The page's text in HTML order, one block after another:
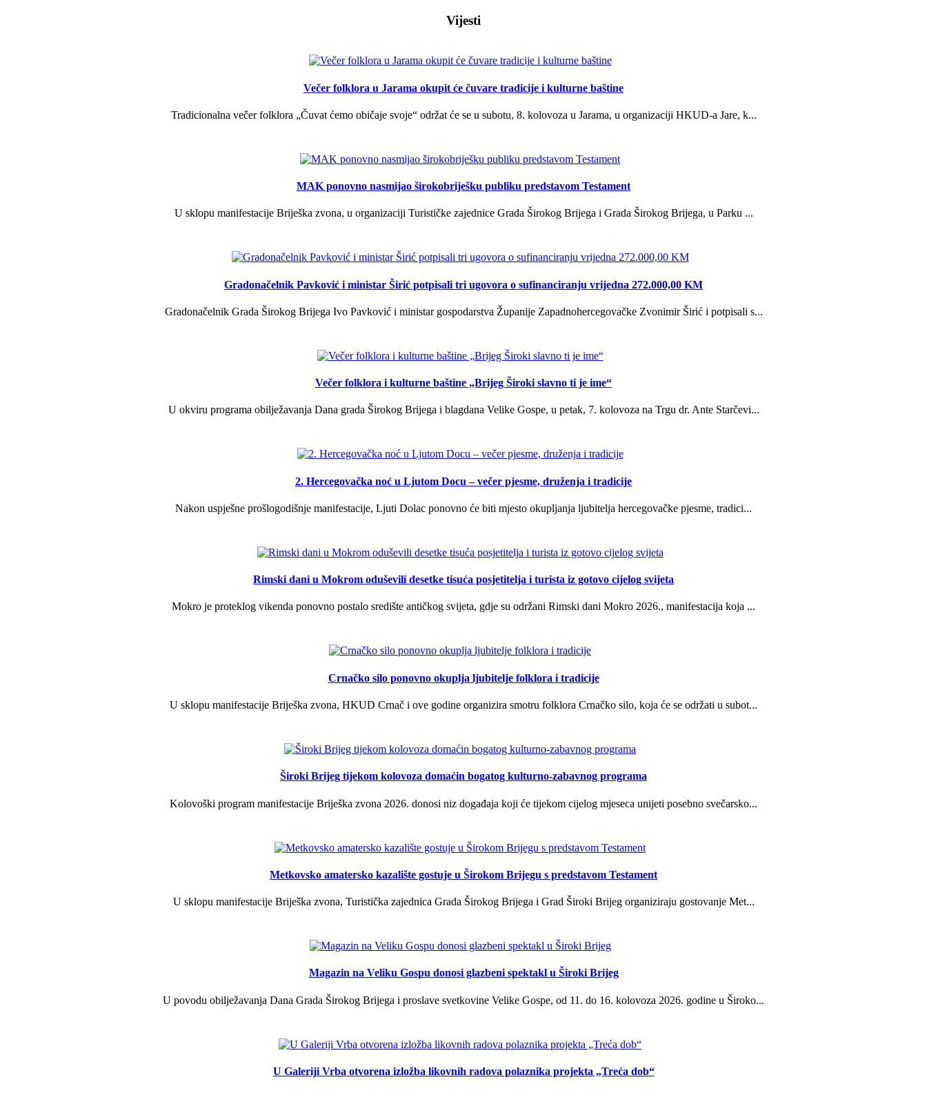
Vijesti
Večer folklora u Jarama okupit će čuvare tradicije i kulturne baštine
Tradicionalna večer folklora „Čuvat ćemo običaje svoje“ održat će se u subotu, 8. kolovoza u Jarama, u organizaciji HKUD-a Jare, k...
MAK ponovno nasmijao širokobriješku publiku predstavom Testament
U sklopu manifestacije Briješka zvona, u organizaciji Turističke zajednice Grada Širokog Brijega i Grada Širokog Brijega, u Parku ...
Gradonačelnik Pavković i ministar Širić potpisali tri ugovora o sufinanciranju vrijedna 272.000,00 KM
Gradonačelnik Grada Širokog Brijega Ivo Pavković i ministar gospodarstva Županije Zapadnohercegovačke Zvonimir Širić i potpisali s...
Večer folklora i kulturne baštine „Brijeg Široki slavno ti je ime“
U okviru programa obilježavanja Dana grada Širokog Brijega i blagdana Velike Gospe, u petak, 7. kolovoza na Trgu dr. Ante Starčevi...
2. Hercegovačka noć u Ljutom Docu – večer pjesme, druženja i tradicije
Nakon uspješne prošlogodišnje manifestacije, Ljuti Dolac ponovno će biti mjesto okupljanja ljubitelja hercegovačke pjesme, tradici...
Rimski dani u Mokrom oduševili desetke tisuća posjetitelja i turista iz gotovo cijelog svijeta
Mokro je proteklog vikenda ponovno postalo središte antičkog svijeta, gdje su održani Rimski dani Mokro 2026., manifestacija koja ...
Crnačko silo ponovno okuplja ljubitelje folklora i tradicije
U sklopu manifestacije Briješka zvona, HKUD Crnač i ove godine organizira smotru folklora Crnačko silo, koja će se održati u subot...
Široki Brijeg tijekom kolovoza domaćin bogatog kulturno-zabavnog programa
Kolovoški program manifestacije Briješka zvona 2026. donosi niz događaja koji će tijekom cijelog mjeseca unijeti posebno svečarsko...
Metkovsko amatersko kazalište gostuje u Širokom Brijegu s predstavom Testament
U sklopu manifestacije Briješka zvona, Turistička zajednica Grada Širokog Brijega i Grad Široki Brijeg organiziraju gostovanje Met...
Magazin na Veliku Gospu donosi glazbeni spektakl u Široki Brijeg
U povodu obilježavanja Dana Grada Širokog Brijega i proslave svetkovine Velike Gospe, od 11. do 16. kolovoza 2026. godine u Široko...
U Galeriji Vrba otvorena izložba likovnih radova polaznika projekta „Treća dob“